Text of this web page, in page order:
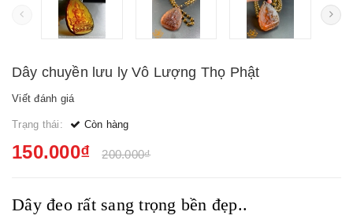
Dây chuyền lưu ly Vô Lượng Thọ Phật
Viết đánh giá
Trạng thái: Còn hàng
150.000₫ 200.000₫
Dây đeo rất sang trọng bền đẹp..